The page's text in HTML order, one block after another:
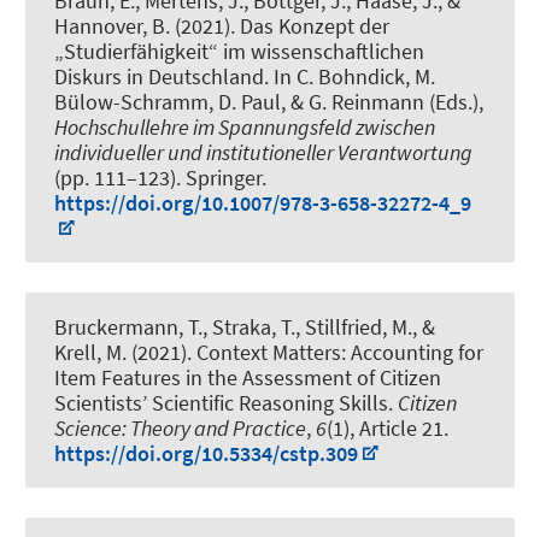
Hannover, B. (2021). Das Konzept der
„Studierfähigkeit“ im wissenschaftlichen
Diskurs in Deutschland. In C. Bohndick, M.
Bülow-Schramm, D. Paul, & G. Reinmann (Eds.),
Hochschullehre im Spannungsfeld zwischen
individueller und institutioneller Verantwortung
(pp. 111–123). Springer.
https://doi.org/10.1007/978-3-658-32272-4_9
Bruckermann, T., Straka, T., Stillfried, M., &
Krell, M. (2021). Context Matters: Accounting for
Item Features in the Assessment of Citizen
Scientists’ Scientific Reasoning Skills. Citizen
Science: Theory and Practice, 6(1), Article 21.
https://doi.org/10.5334/cstp.309